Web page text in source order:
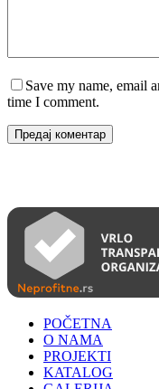
Save my name, email
time I comment.
Предај коментар
POČETNA
O NAMA
PROJEKTI
KATALOG